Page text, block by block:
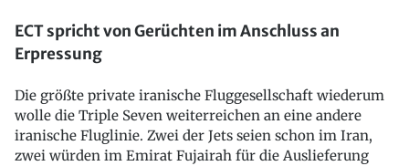
ECT spricht von Gerüchten im Anschluss an
Erpressung
Die größte private iranische Fluggesellschaft wiederum
wolle die Triple Seven weiterreichen an eine andere
iranische Fluglinie. Zwei der Jets seien schon im Iran,
zwei würden im Emirat Fujairah für die Auslieferung